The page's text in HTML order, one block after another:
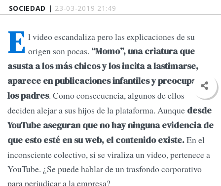
SOCIEDAD | 23-03-2019 21:49
E l video escandaliza pero las explicaciones de su
origen son pocas. “Momo”, una criatura que
asusta a los más chicos y los incita a lastimarse,
aparece en publicaciones infantiles y preocupa a
los padres. Como consecuencia, algunos de ellos
deciden alejar a sus hijos de la plataforma. Aunque desde
YouTube aseguran que no hay ninguna evidencia de
que esto esté en su web, el contenido existe.En el
inconsciente colectivo, si se viraliza un video, pertenece a
YouTube. ¿Se puede hablar de un trasfondo corporativo
para perjudicar a la empresa?